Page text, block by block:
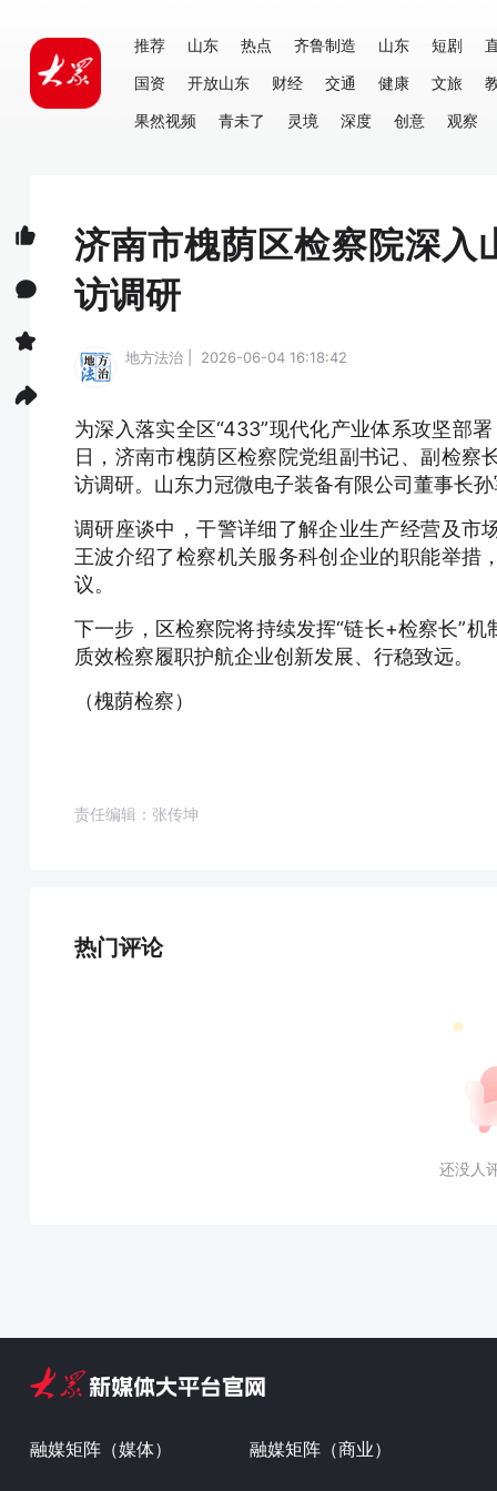
推荐 山东 热点 齐鲁制造 山东 短剧
国资
开放山东 财经 交通 健康 文旅
果然视频
青未了 灵境 深度 创意 观察
济南市槐荫区检察院深入
访调研
地方法治 | 2026-06-04 16:18:42
为深入落实全区“433”现代化产业体系攻坚部
日，济南市槐荫区检察院党组副书记、副检
访调研。山东力冠微电子装备有限公司董事长
调研座谈中，干警详细了解企业生产经营及市
王波介绍了检察机关服务科创企业的职能举措
议。
下一步，区检察院将持续发挥“链长+检察长”
质效检察履职护航企业创新发展、行稳致远。
（槐荫检察）
责任编辑：张传坤
热门评论
还没人
融媒矩阵（媒体） 融媒矩阵（商业）